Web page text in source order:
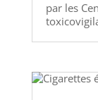
par les